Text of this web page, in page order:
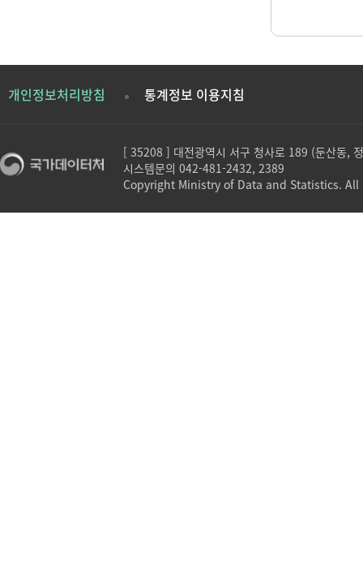
개인정보처리방침 통계정보 이용지침
[ 35208 ] 대전광역시 서구 청사로 189 (둔산동,
시스템문의 042-481-2432, 2389
Copyright Ministry of Data and Statistics.